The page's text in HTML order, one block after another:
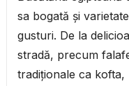
sa bogată și
gusturi. De la
stradă, precum
tradiționale ca kofta,